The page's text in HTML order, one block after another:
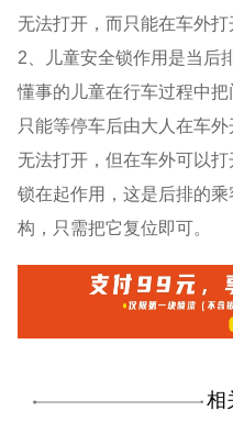
无法打开，而只能在车外打
2、儿童安全锁作用是当后
懂事的儿童在行车过程中
只能等停车后由大人在车
无法打开，但在车外可以
锁在起作用，这是后排的
构，只需把它复位即可。
相